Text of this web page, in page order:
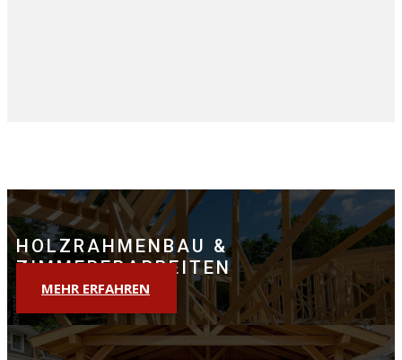
HOLZRAHMENBAU &
ZIMMERERARBEITEN
MEHR ERFAHREN